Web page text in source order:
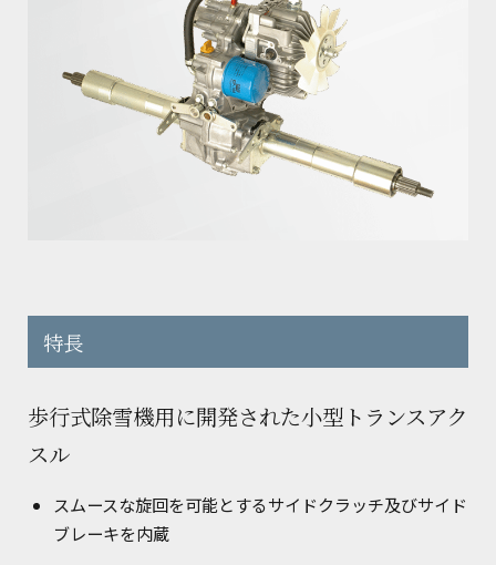
サステナビリティ
マリンギヤ・電動機器に関する
工作機械に関するお問い合わせ
製品カタログダウンロード
その他のお問い合わせ
特長
歩行式除雪機用に開発された小型トランスアク
スル
スムースな旋回を可能とするサイドクラッチ及びサイド
ブレーキを内蔵